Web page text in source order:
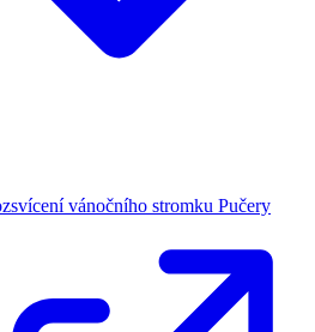
vánočního stromku Pučery